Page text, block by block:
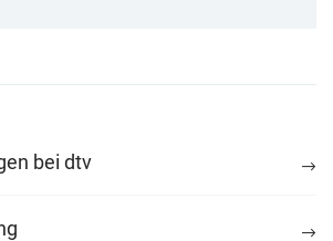
bei dtv